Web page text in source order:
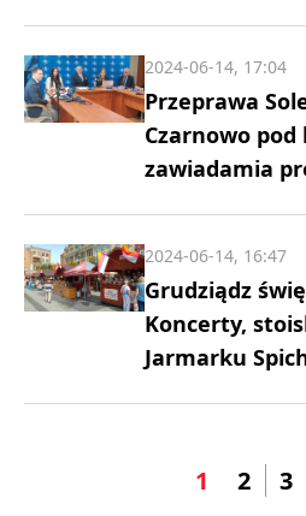
Przeprawa
Czarnowo
zawiadamia
2024-06-14, 17:04
Grudziądz
Koncerty,
Jarmarku
2024-06-14, 16:47
1 2 3